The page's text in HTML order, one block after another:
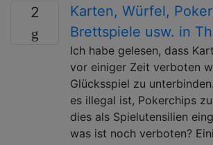
2
Karten, Würfel,
Brettspiele usw. in
Ich habe gelesen, dass
vor einiger Zeit verboten
Glücksspiel zu
es illegal ist, Pokerchips
dies als Spielutensilien
was ist noch verboten?